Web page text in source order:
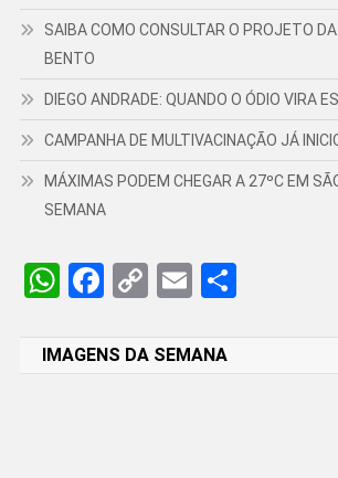
SAIBA COMO CONSULTAR O PROJETO
BENTO
DIEGO ANDRADE: QUANDO O ÓDIO VIRA
CAMPANHA DE MULTIVACINAÇÃO JÁ
MÁXIMAS PODEM CHEGAR A 27ºC EM
SEMANA
WhatsApp
Facebook
CopyEmail
IMAGENS DA SEMANA